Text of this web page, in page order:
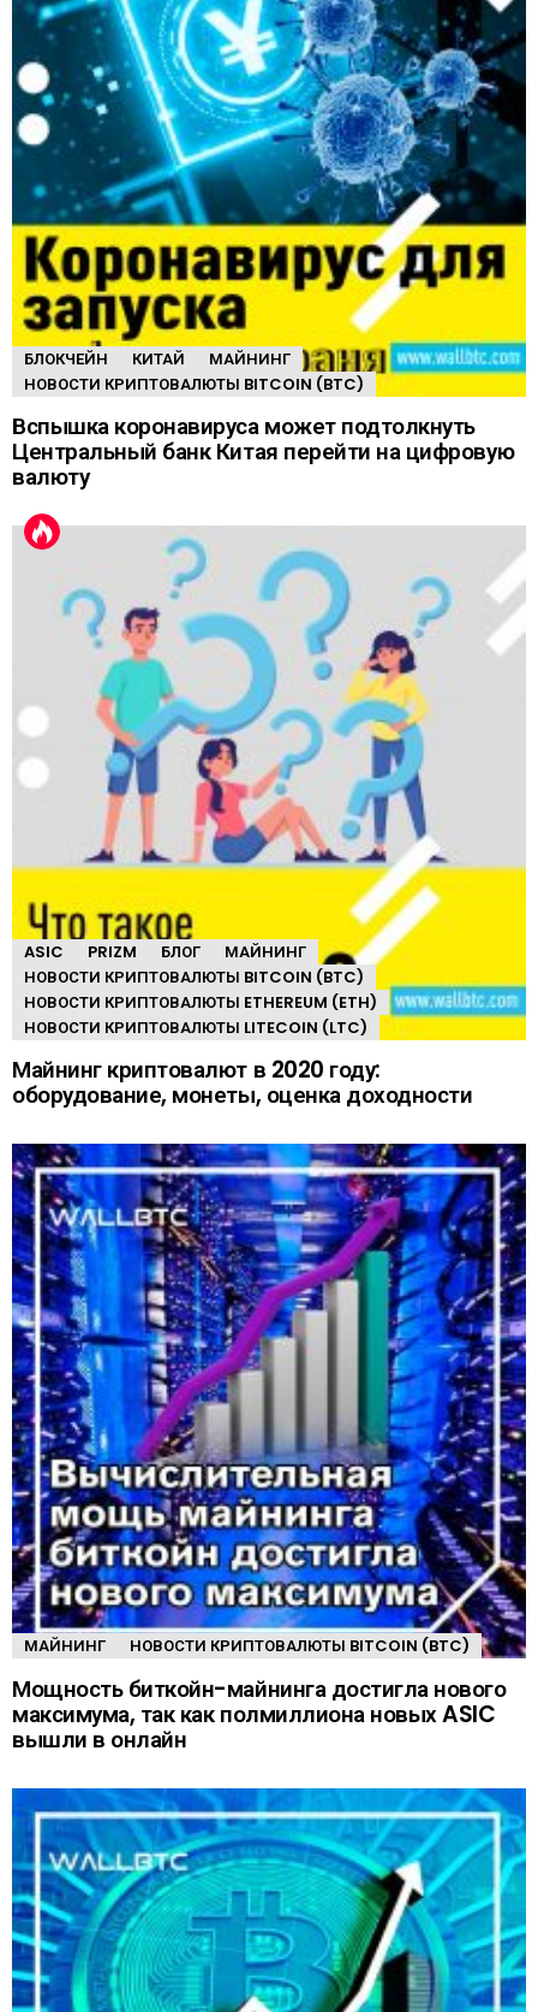
БЛОКЧЕЙН КИТАЙ
МАЙНИНГ
НОВОСТИ КРИПТОВАЛЮТЫ BITCOIN (BTC)
Вспышка коронавируса может подтолкнуть
Центральный банк Китая перейти на цифровую
валюту
ASIC PRIZM БЛОГ
МАЙНИНГ
НОВОСТИ КРИПТОВАЛЮТЫ BITCOIN (BTC)
НОВОСТИ КРИПТОВАЛЮТЫ ETHEREUM (ETH)
НОВОСТИ КРИПТОВАЛЮТЫ LITECOIN (LTC)
Майнинг криптовалют в 2020 году:
оборудование, монеты, оценка доходности
МАЙНИНГ НОВОСТИ КРИПТОВАЛЮТЫ BITCOIN (BTC)
Мощность биткойн-майнинга достигла нового
максимума, так как полмиллиона новых ASIC
вышли в онлайн